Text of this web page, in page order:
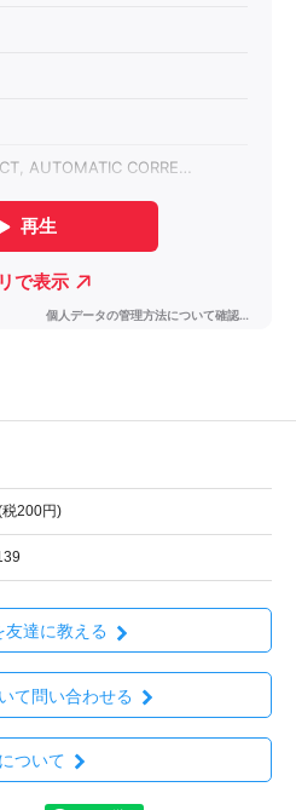
200円)
友達に教える
て問い合わせる
ついて